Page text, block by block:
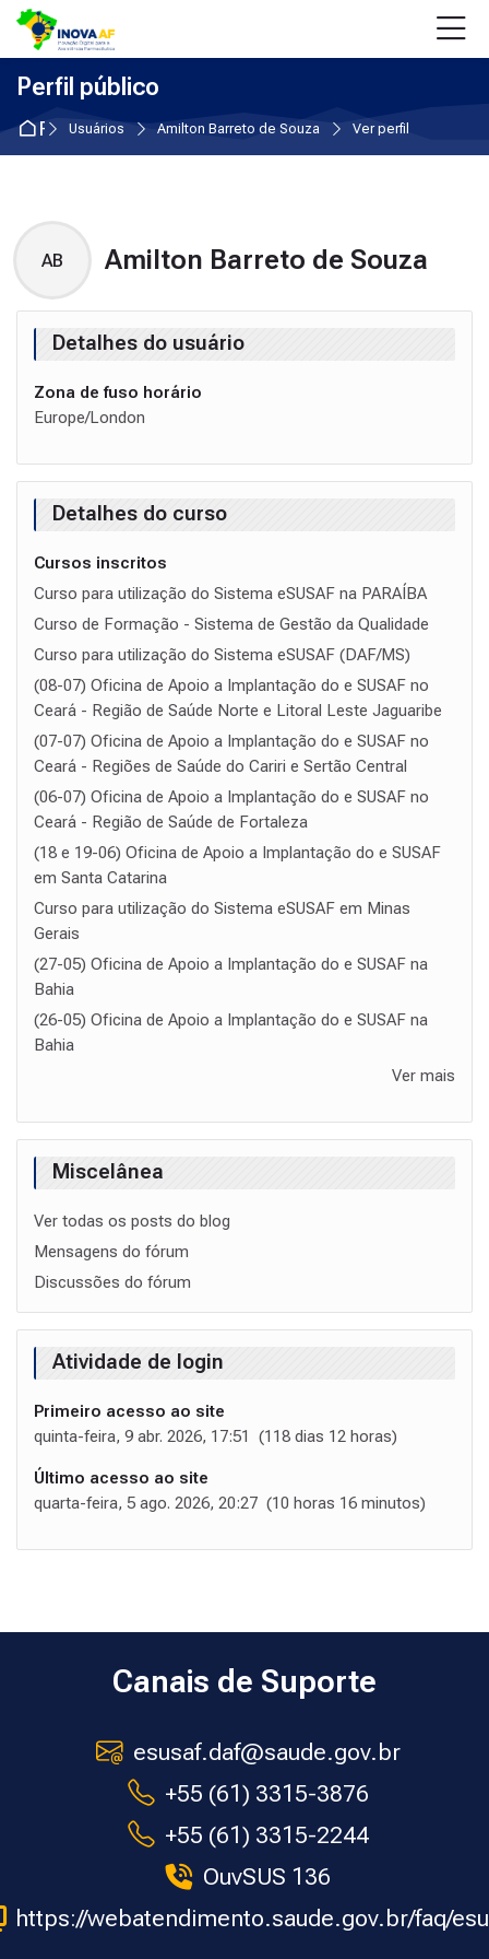
Skip to navigation
Skip to login form
Ir para o conteúdo principal
Skip to accessibility options
Skip to footer
Skip accessibility options
Perfil público
Página inicial
Usuários Amilton Barreto de Souza Ver perfil
AB Amilton Barreto de Souza
Perfil de usuário
Blocos de conteúdo principal
Detalhes do usuário
Zona de fuso horário
Europe/London
Detalhes do curso
Cursos inscritos
Curso para utilização do Sistema eSUSAF na PARAÍBA
Curso de Formação - Sistema de Gestão da Qualidade
Curso para utilização do Sistema eSUSAF (DAF/MS)
(08-07) Oficina de Apoio a Implantação do e SUSAF no
Ceará - Região de Saúde Norte e Litoral Leste Jaguaribe
(07-07) Oficina de Apoio a Implantação do e SUSAF no
Ceará - Regiões de Saúde do Cariri e Sertão Central
(06-07) Oficina de Apoio a Implantação do e SUSAF no
Ceará - Região de Saúde de Fortaleza
(18 e 19-06) Oficina de Apoio a Implantação do e SUSAF
em Santa Catarina
Curso para utilização do Sistema eSUSAF em Minas
Gerais
(27-05) Oficina de Apoio a Implantação do e SUSAF na
Bahia
(26-05) Oficina de Apoio a Implantação do e SUSAF na
Bahia
Ver mais
Miscelânea
Ver todas os posts do blog
Mensagens do fórum
Discussões do fórum
Atividade de login
Primeiro acesso ao site
quinta-feira, 9 abr. 2026, 17:51 (118 dias 12 horas)
Último acesso ao site
quarta-feira, 5 ago. 2026, 20:27 (10 horas 16 minutos)
Canais de Suporte
esusaf.daf@saude.gov.br
+55 (61) 3315-3876
+55 (61) 3315-2244
OuvSUS 136
https://webatendimento.saude.gov.br/faq/